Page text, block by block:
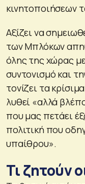
κινητοποιήσεων
Αξίζει να
των Μπλόκων
όλης της χώρας
συντονισμό και
τονίζει τα
λυθεί «αλλά
που μας πετάει
πολιτική που
υπαίθρου».
Τι ζητούν